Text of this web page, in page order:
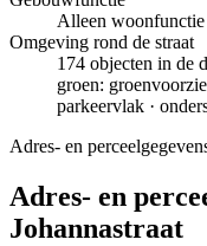
Alleen woonfunctie
Omgeving rond de straat
174 objecten in de
groen:
parkeervlak ·
Adres- en
Adres- en
Johannastraat